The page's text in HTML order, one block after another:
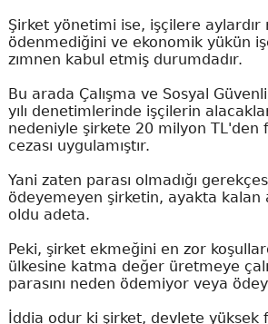
Şirket yönetimi ise, işçilere aylardır
ödenmediğini ve ekonomik yükün
zımnen kabul etmiş durumdadır.
Bu arada Çalışma ve Sosyal
yılı denetimlerinde işçilerin
nedeniyle şirkete 20 milyon TL'den
cezası uygulamıştır.
Yani zaten parası olmadığı
ödeyemeyen şirketin, ayakta kalan
oldu adeta.
Peki, şirket ekmeğini en zor
ülkesine katma değer üretmeye
parasını neden ödemiyor veya
İddia odur ki şirket, devlete yüksek